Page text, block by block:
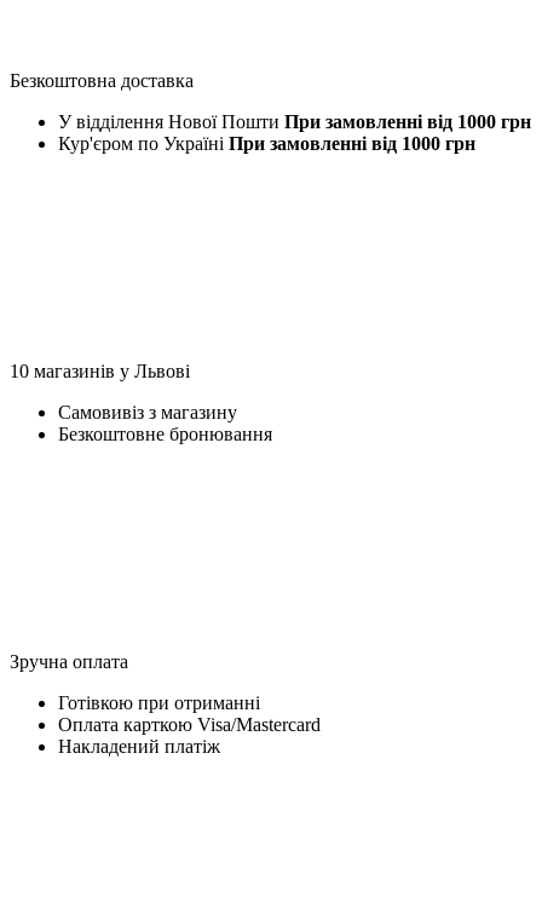
Безкоштовна доставка
У відділення Нової Пошти При замовленні від 1000 грн
Кур'єром по Україні При замовленні від 1000 грн
10 магазинів у Львові
Самовивіз з магазину
Безкоштовне бронювання
Зручна оплата
Готівкою при отриманні
Оплата карткою Visa/Mastercard
Накладений платіж